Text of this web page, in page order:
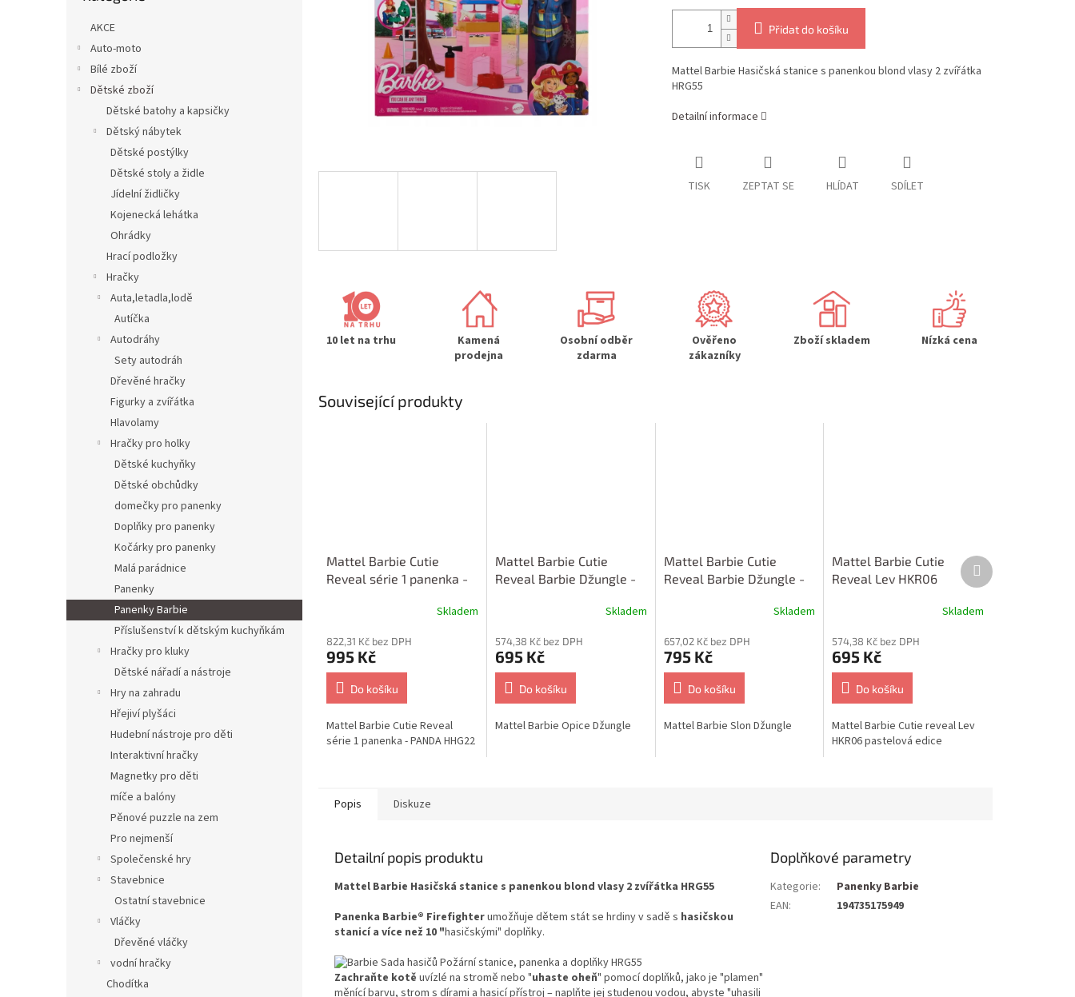
AKCE
Auto-moto
Bílé zboží
Dětské zboží
Dětské batohy a kapsičky
Dětský nábytek
Dětské postýlky
Dětské stoly a židle
Jídelní židličky
Kojenecká lehátka
Ohrádky
Hrací podložky
Hračky
Auta,letadla,lodě
Autíčka
Autodráhy
Sety autodráh
Dřevěné hračky
Figurky a zvířátka
Hlavolamy
Hračky pro holky
Dětské kuchyňky
Dětské obchůdky
domečky pro panenky
Doplňky pro panenky
Kočárky pro panenky
Malá parádnice
Panenky
Panenky Barbie
Příslušenství k dětským kuchyňkám
Hračky pro kluky
Dětské nářadí a nástroje
Hry na zahradu
Hřejiví plyšáci
Hudební nástroje pro děti
Interaktivní hračky
Magnetky pro děti
míče a balóny
Pěnové puzzle na zem
Pro nejmenší
Společenské hry
Stavebnice
Ostatní stavebnice
Vláčky
Dřevěné vláčky
vodní hračky
Chodítka
Přidat do košíku
Mattel Barbie Hasičská stanice s panenkou blond vlasy 2 zvířátka
HRG55
Detailní informace
TISK ZEPTAT SE HLÍDAT SDÍLET
10 let na trhu
Kamená
prodejna
Osobní odběr
zdarma
Ověřeno
zákazníky
Zboží skladem Nízká cena
Související produkty
Mattel Barbie Cutie
Reveal série 1 panenka -
Skladem
822,31 Kč bez DPH
995 Kč
Do košíku
Mattel Barbie Cutie Reveal
série 1 panenka - PANDA HHG22
Mattel Barbie Cutie
Reveal Barbie Džungle -
Skladem
574,38 Kč bez DPH
695 Kč
Do košíku
Mattel Barbie Opice Džungle
Mattel Barbie Cutie
Reveal Barbie Džungle -
Skladem
657,02 Kč bez DPH
795 Kč
Do košíku
Mattel Barbie Slon Džungle
Mattel Barbie Cutie
Reveal Lev HKR06
Skladem
574,38 Kč bez DPH
695 Kč
Do košíku
Mattel Barbie Cutie reveal Lev
HKR06 pastelová edice
Další
produkt
Popis Diskuze
Detailní popis produktu
Mattel Barbie Hasičská stanice s panenkou blond vlasy 2 zvířátka HRG55
Panenka Barbie® Firefighterumožňuje dětem stát se hrdiny v sadě s hasičskou
stanicí a více než 10 "hasičskými" doplňky.
Zachraňte kotě uvízlé na stromě nebo "uhaste oheň" pomocí doplňků, jako je "plamen"
měnící barvu, strom s dírami a hasicí přístroj – naplňte jej studenou vodou, abyste "uhasili
Doplňkové parametry
Kategorie:
Panenky Barbie
EAN: 194735175949